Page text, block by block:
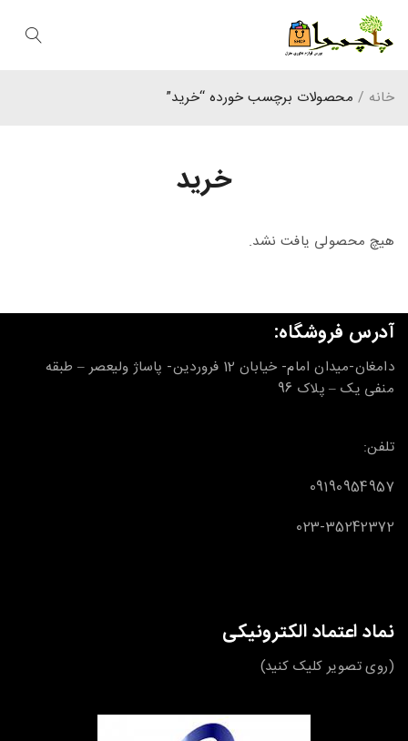
خرید
خانه / محصولات برچسب خورده “خرید”
هیچ محصولی یافت نشد.
آدرس فروشگاه:
دامغان-میدان امام- خیابان 12 فروردین- پاساژ ولیعصر – طبقه
منفی یک – پلاک 96
تلفن:
09190954957
023-35242372
نماد اعتماد الکترونیکی
(روی تصویر کلیک کنید)